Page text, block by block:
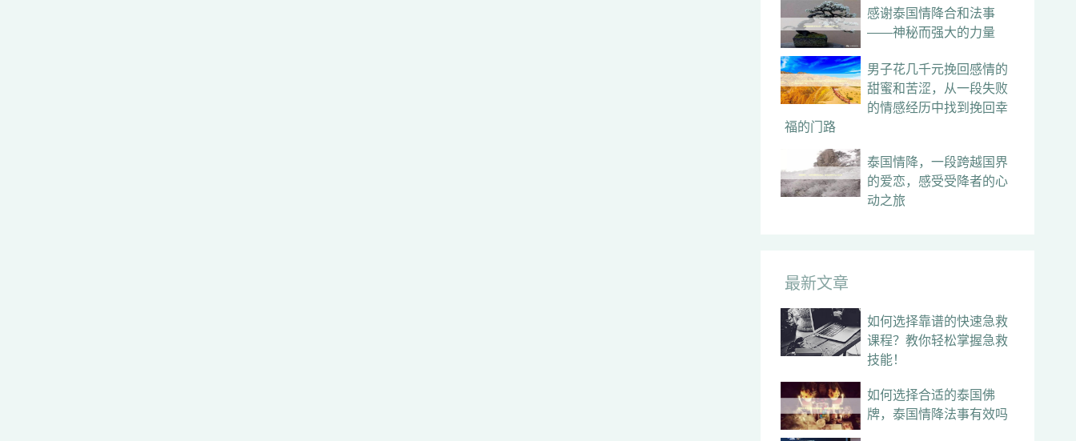
感谢泰国情降合和法事
——神秘而强大的力量
男子花几千元挽回感情的
甜蜜和苦涩，从一段失败
的情感经历中找到挽回幸
福的门路
泰国情降，一段跨越国界
的爱恋，感受受降者的心
动之旅
最新文章
如何选择靠谱的快速急救
课程？教你轻松掌握急救
技能！
如何选择合适的泰国佛
牌，泰国情降法事有效吗